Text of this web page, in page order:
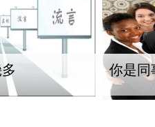
你是同